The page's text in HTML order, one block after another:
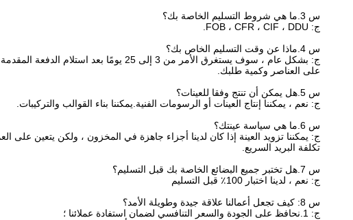
س 3.ما هي شروط التسليم الخاصة بك؟
ج: FOB ، CFR ، CIF ، DDU.
س 4.ماذا عن وقت التسليم الخاص بك؟
ج: بشكل عام ، سوف يستغرق الأمر من 3 إلى 25 يومًا بعد استلام الدفعة المقدمة.وقت التسليم المحدد يعتمد
على العناصر وكمية طلبك.
س 5.هل يمكن أن تنتج وفقا للعينات؟
ج: نعم ، يمكننا إنتاج العينات أو الرسومات الفنية.يمكننا بناء القوالب والتركيبات.
س 6.ما هي سياسة عينتك؟
ج: يمكننا تزويد العينة إذا كان لدينا أجزاء جاهزة في المخزون ، ولكن يتعين على
تكلفة البريد السريع.
س 7.هل تختبر جميع البضائع الخاصة بك قبل التسليم؟
ج: نعم ، لدينا اختبار 100٪ قبل التسليم
س 8: كيف تجعل أعمالنا علاقة جيدة وطويلة الأمد؟
ج: 1.نحافظ على الجودة والسعر التنافسي لضمان استفادة عملائنا ؛